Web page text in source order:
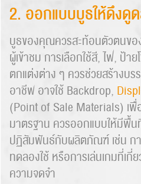
2. ออกแบบบูธให้ดึงดู
บูธของคุณควรสะท้อนตัวตนขอ
ผู้เข้าชม การเลือกใช้สี, ไฟ, ป้
ตกแต่งต่าง ๆ ควรช่วยสร้างบ
อาชีพ อาจใช้ Backdrop,
(Point of Sale Materials) เ
มาตรฐาน ควรออกแบบให้มีพื้
ปฏิสัมพันธ์กับผลิตภัณฑ์ เช่น ก
ทดลองใช้ หรือการเล่นเกมที่เ
ความจดจำ